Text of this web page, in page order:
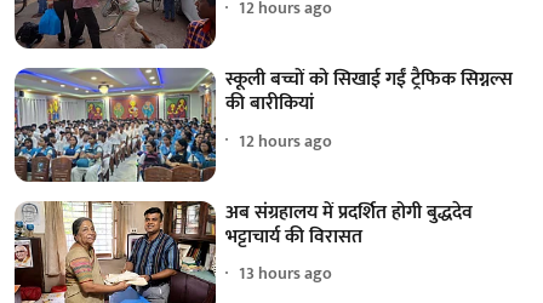
12 hours ago
स्कूली बच्चों को सिखाई गईं ट्रैफिक सिग्नल्स
की बारीकियां
12 hours ago
अब संग्रहालय में प्रदर्शित होगी बुद्धदेव
भट्टाचार्य की विरासत
13 hours ago